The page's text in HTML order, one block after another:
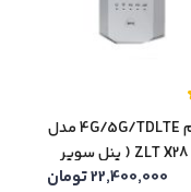
مودم 4G/5G/TDLTE مدل
ZLT X28 PRO ( پنل سوپر
ویژه ) (آکبند)
22,400,000تومان